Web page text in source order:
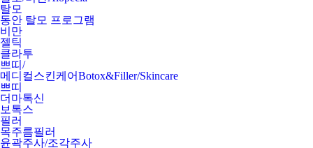
탈모
동안 탈모 프로그램
비만
젤틱
클라투
쁘띠/
메디컬스킨케어Botox&Filler/Skincare
쁘띠
더마톡신
보톡스
필러
목주름필러
윤곽주사/조각주사